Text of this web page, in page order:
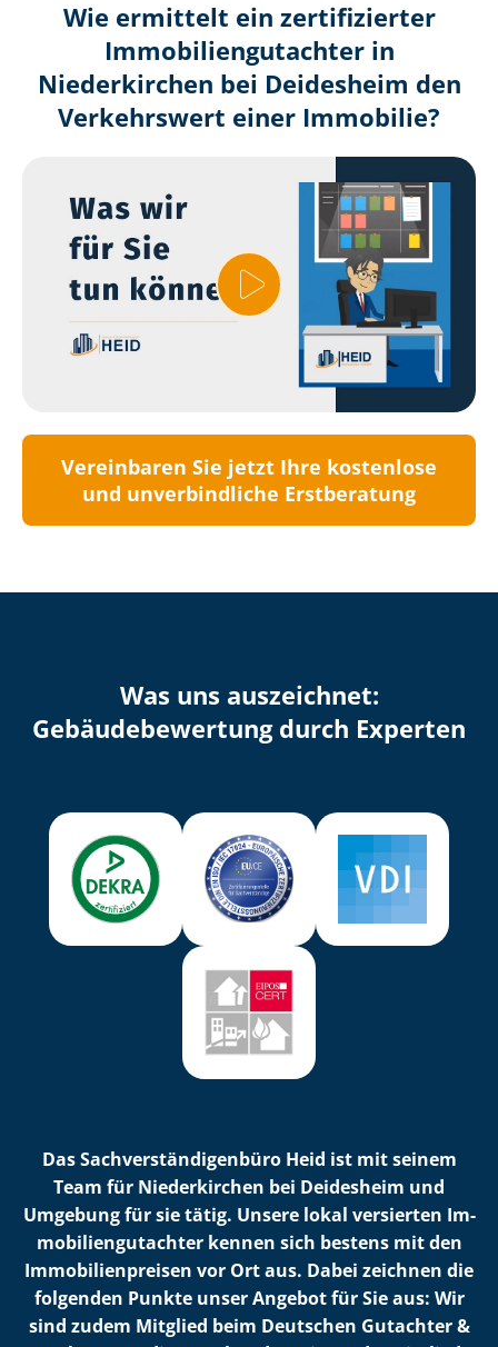
Wie ermittelt ein zertifizierter
Immobilien­gutachter in
Niederkirchen bei Deidesheim den
Verkehrswert einer Immobilie?
Vereinbaren Sie jetzt Ihre kostenlose
und unverbindliche Erstberatung
Was uns auszeichnet:
Ge­bäu­de­be­wer­tung durch Experten
Das Sach­ver­stän­di­gen­bü­ro Heid ist mit seinem
Team für Niederkirchen bei Deidesheim und
Umgebung für sie tätig. Unsere lokal versierten Im­
mo­bi­li­en­gut­ach­ter kennen sich bestens mit den
Im­mo­bi­li­en­prei­sen vor Ort aus. Dabei zeichnen die
folgenden Punkte unser Angebot für Sie aus: Wir
sind zudem Mitglied beim Deutschen Gutachter &